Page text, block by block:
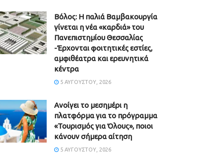
Βόλος: Η παλιά Βαμβακουργία
γίνεται η νέα «καρδιά» του
Πανεπιστημίου Θεσσαλίας
-Έρχονται φοιτητικές εστίες,
αμφιθέατρα και ερευνητικά
κέντρα
5 ΑΥΓΟΎΣΤΟΥ, 2026
Ανοίγει το μεσημέρι η
πλατφόρμα για το πρόγραμμα
«Τουρισμός για Όλους», ποιοι
κάνουν σήμερα αίτηση
5 ΑΥΓΟΎΣΤΟΥ, 2026